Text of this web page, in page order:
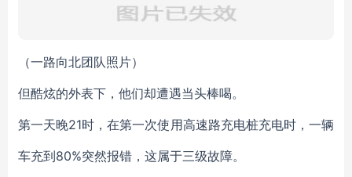
（一路向北团队照片）
但酷炫的外表下，他们却遭遇当头棒喝。
第一天晚21时，在第一次使用高速路充电桩充电时，一辆
车充到80%突然报错，这属于三级故障。